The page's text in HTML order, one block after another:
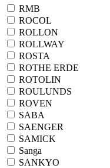
RMB
ROCOL
ROLLON
ROLLWAY
ROSTA
ROTHE ERDE
ROTOLIN
ROULUNDS
ROVEN
SABA
SAENGER
SAMICK
Sanga
SANKYO